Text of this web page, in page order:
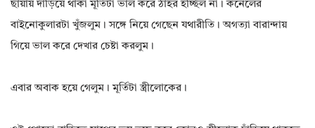
ছায়ায় দাঁড়িয়ে থাকা মূর্তিটা ভাল করে ঠাহর হচ্ছিল না। কর্নেলের
বাইনোকুলারটা খুঁজলুম। সঙ্গে নিয়ে গেছেন যথারীতি। অগত্যা বারান্দায়
গিয়ে ভাল করে দেখার চেষ্টা করলুম।
এবার অবাক হয়ে গেলুম। মূর্তিটা স্ত্রীলোকের।